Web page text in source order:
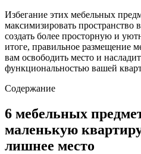
Избегание этих мебельных
максимизировать пространство
создать более просторную и
итоге, правильное размещение
вам освободить место и
функциональностью вашей
Содержание
6 мебельных
маленькую
лишнее место